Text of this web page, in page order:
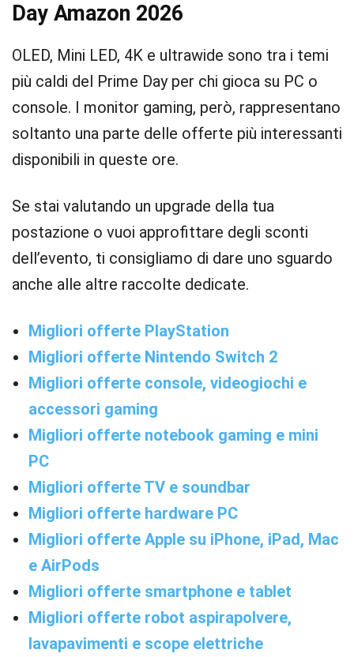
Day Amazon 2026
OLED, Mini LED, 4K e ultrawide sono tra i temi
più caldi del Prime Day per chi gioca su PC o
console. I monitor gaming, però, rappresentano
soltanto una parte delle offerte più interessanti
disponibili in queste ore.
Se stai valutando un upgrade della tua
postazione o vuoi approfittare degli sconti
dell’evento, ti consigliamo di dare uno sguardo
anche alle altre raccolte dedicate.
Migliori offerte PlayStation
Migliori offerte Nintendo Switch 2
Migliori offerte console, videogiochi e
accessori gaming
Migliori offerte notebook gaming e mini
PC
Migliori offerte TV e soundbar
Migliori offerte hardware PC
Migliori offerte Apple su iPhone, iPad, Mac
e AirPods
Migliori offerte smartphone e tablet
Migliori offerte robot aspirapolvere,
lavapavimenti e scope elettriche